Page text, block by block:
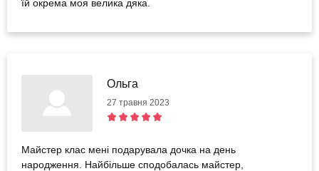
їй окрема моя велика дяка.
Ольга
27 травня 2023
Майстер клас мені подарувала дочка на день
народження. Найбільше сподобалась майстер,